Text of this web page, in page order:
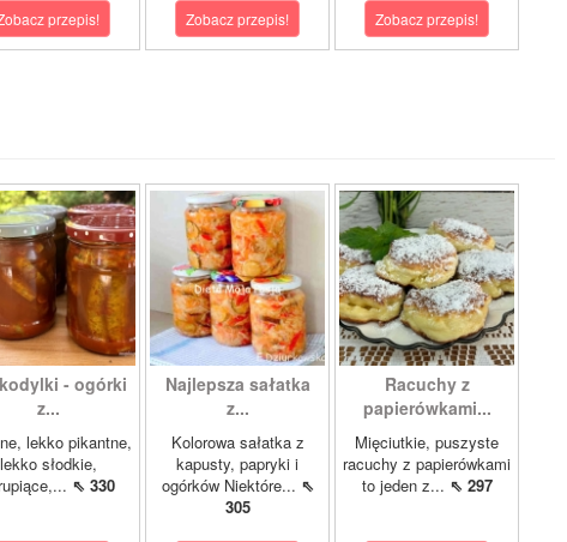
przepis! Zobacz przepis! Zobacz przepis!
- ogórki
z...
lekko pikantne,
lekko słodkie,
⇖ 330
Najlepsza sałatka
z...
Kolorowa sałatka z
kapusty, papryki i
ogórków Niektóre... ⇖
305
Racuchy z
papierówkami...
Mięciutkie, puszyste
racuchy z papierówkami
to jeden z... ⇖ 297